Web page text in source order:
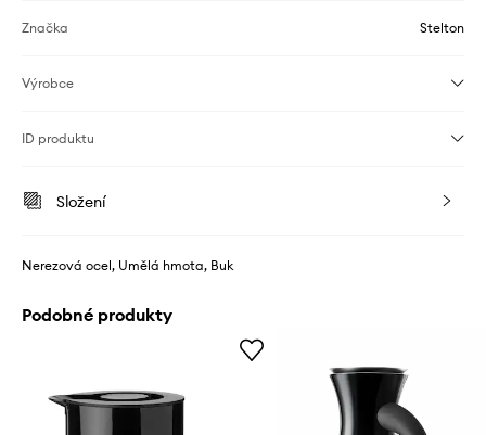
Značka Stelton
Výrobce
ID produktu
Složení
Nerezová ocel, Umělá hmota, Buk
Podobné produkty